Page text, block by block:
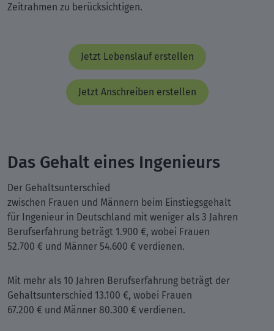
Zeitrahmen zu berücksichtigen.
Jetzt Lebenslauf erstellen
Jetzt Anschreiben erstellen
Das Gehalt eines Ingenieurs
Der Gehaltsunterschied
zwischen Frauen und Männern beim Einstiegsgehalt
für Ingenieur in Deutschland mit weniger als 3 Jahren
Berufserfahrung beträgt 1.900 €, wobei Frauen
52.700 € und Männer 54.600 € verdienen.
Mit mehr als 10 Jahren Berufserfahrung beträgt der
Gehaltsunterschied 13.100 €, wobei Frauen
67.200 € und Männer 80.300 € verdienen.